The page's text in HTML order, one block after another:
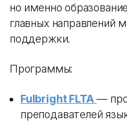
но именно
главных направлений
поддержки.
Программы:
Fulbright FLTA —
преподавателей